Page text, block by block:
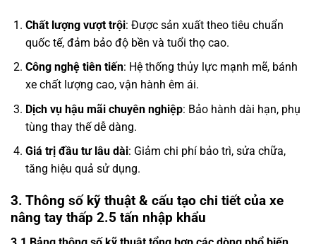
Chất lượng vượt trội: Được sản xuất theo tiêu chuẩn
quốc tế, đảm bảo độ bền và tuổi thọ cao.
Công nghệ tiên tiến: Hệ thống thủy lực mạnh mẽ, bánh
xe chất lượng cao, vận hành êm ái.
Dịch vụ hậu mãi chuyên nghiệp: Bảo hành dài hạn, phụ
tùng thay thế dễ dàng.
Giá trị đầu tư lâu dài: Giảm chi phí bảo trì, sửa chữa,
tăng hiệu quả sử dụng.
3. Thông số kỹ thuật & cấu tạo chi tiết của xe
nâng tay thấp 2.5 tấn nhập khẩu